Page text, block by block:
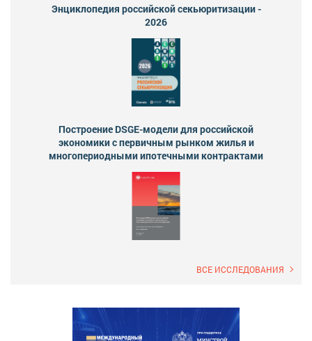
Энциклопедия российской секьюритизации -
2026
Построение DSGE-модели для российской
экономики с первичным рынком жилья и
многопериодными ипотечными контрактами
ВСЕ ИССЛЕДОВАНИЯ